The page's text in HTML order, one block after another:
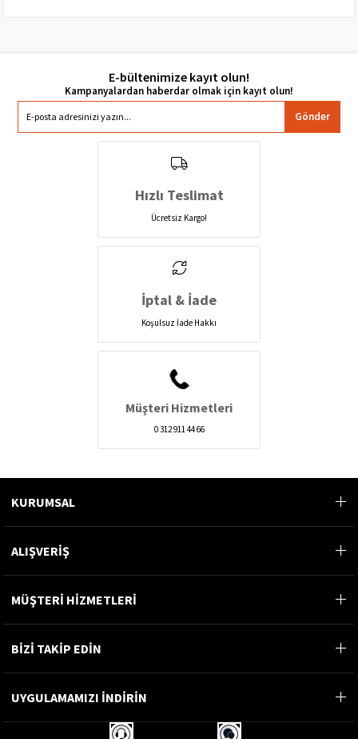
E-bültenimize kayıt olun!
Gönder
Hızlı Teslimat
Ücretsiz Kargo!
İptal & İade
Koşulsuz İade Hakkı
Müşteri Hizmetleri
0 312 911 44 66
KURUMSAL
ALIŞVERİŞ
MÜŞTERİ HİZMETLERİ
BİZİ TAKİP EDİN
UYGULAMAMIZI İNDİRİN